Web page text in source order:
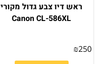
ראש דיו צבע גדול מקורי
Canon CL-586XL
₪250